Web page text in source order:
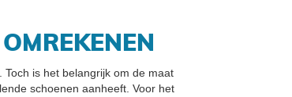
is het belangrijk om de maat
schoenen aanheeft. Voor het